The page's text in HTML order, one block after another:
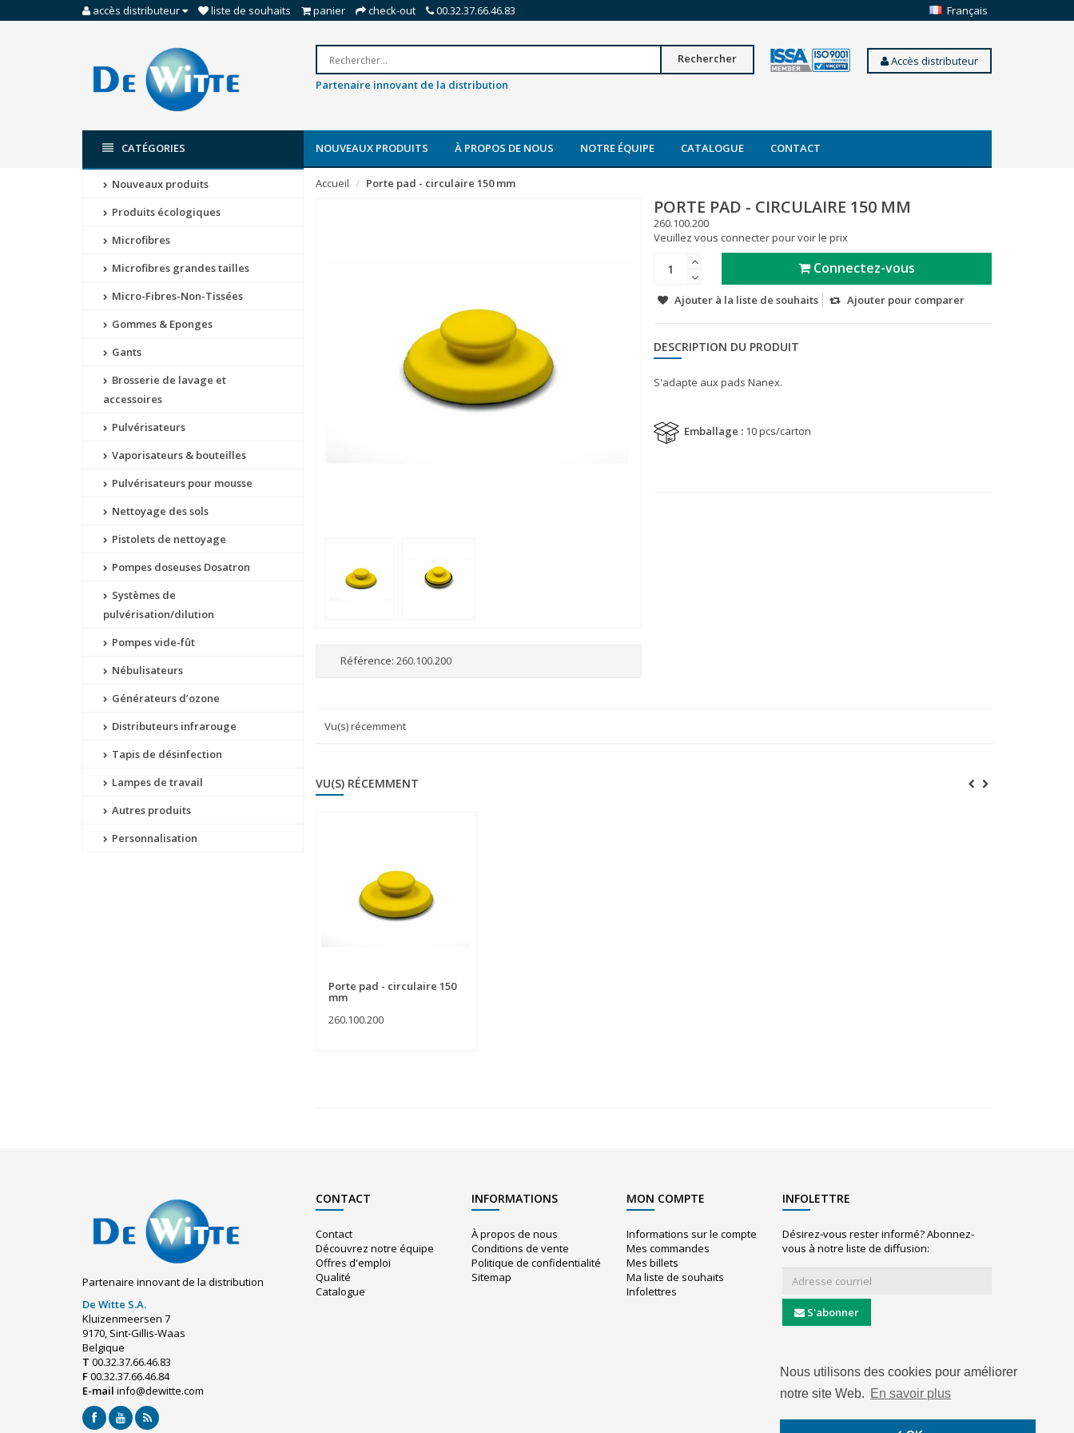
Nous utilisons des cookies pour améliorer
notre site Web. En savoir plus
accès distributeur liste de souhaits panier check-out 00.32.37.66.46.83 Français
Rechercher
Partenaire innovant de la distribution
Accès distributeur
CATÉGORIES NOUVEAUX PRODUITS À PROPOS DE NOUS NOTRE ÉQUIPE CATALOGUE CONTACT
Nouveaux produits
Produits écologiques
Microfibres
Microfibres grandes tailles
Micro-Fibres-Non-Tissées
Gommes & Eponges
Gants
Brosserie de lavage et
accessoires
Pulvérisateurs
Vaporisateurs & bouteilles
Pulvérisateurs pour mousse
Nettoyage des sols
Pistolets de nettoyage
Pompes doseuses Dosatron
Systèmes de
pulvérisation/dilution
Pompes vide-fût
Nébulisateurs
Générateurs d’ozone
Distributeurs infrarouge
Tapis de désinfection
Lampes de travail
Autres produits
Personnalisation
Accueil Porte pad - circulaire 150 mm
Référence: 260.100.200
PORTE PAD - CIRCULAIRE 150 MM
260.100.200
Veuillez vous connecter pour voir le prix
Connectez-vous
Ajouter à la liste de souhaits Ajouter pour comparer
DESCRIPTION DU PRODUIT
S'adapte aux pads Nanex.
Emballage : 10 pcs/carton
Vu(s) récemment
VU(S) RÉCEMMENT
Porte pad - circulaire 150
mm
260.100.200
Partenaire innovant de la distribution
De Witte S.A.
Kluizenmeersen 7
9170, Sint-Gillis-Waas
Belgique
T 00.32.37.66.46.83
F00.32.37.66.46.84
E-mail info@dewitte.com
CONTACT
Contact
Découvrez notre équipe
Offres d'emploi
Qualité
Catalogue
INFORMATIONS
À propos de nous
Conditions de vente
Politique de confidentialité
Sitemap
MON COMPTE
Informations sur le compte
Mes commandes
Mes billets
Ma liste de souhaits
Infolettres
INFOLETTRE
Désirez-vous rester informé? Abonnez-
vous à notre liste de diffusion:
S'abonner